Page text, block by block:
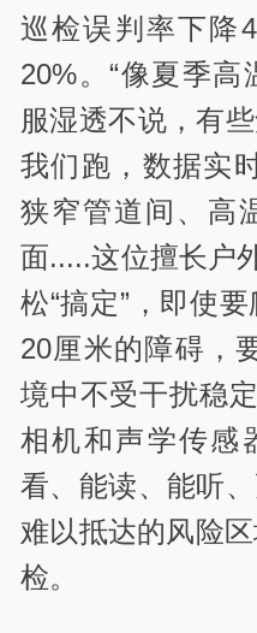
巡检误判率下降
20%。“像夏季
服湿透不说，有
我们跑，数据实
狭窄管道间、高
面.....这位擅长户
松“搞定”，即使
20厘米的障碍，
境中不受干扰稳
相机和声学传感
看、能读、能听
难以抵达的风险
检。